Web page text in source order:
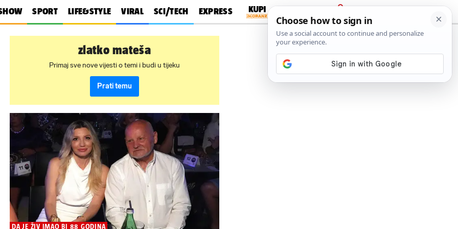
SPORT LIFE&STYLE VIRAL SCI/TECH EXPRESS
PRIJAVA
zlatko mateša
Primaj sve nove vijesti o temi i budi u tijeku
Prati temu
DA JE ŽIV IMAO BI 88 GODINA